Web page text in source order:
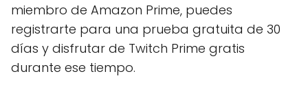
miembro de Amazon Prime, puedes
registrarte para una prueba gratuita de 30
días y disfrutar de Twitch Prime gratis
durante ese tiempo.